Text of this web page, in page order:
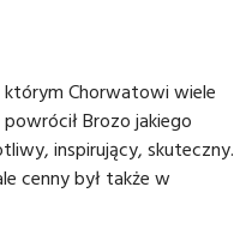
Chorwatowi wiele
Brozo jakiego
inspirujący, skuteczny.
cenny był także w